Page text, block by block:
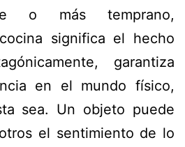
o más temprano,
significa el hecho
garantiza
en el mundo físico,
sea. Un objeto puede
el sentimiento de lo